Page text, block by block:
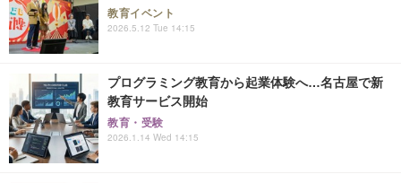
教育イベント
2026.5.12 Tue 14:15
プログラミング教育から起業体験へ…名古屋で新
教育サービス開始
教育・受験
2026.1.14 Wed 14:15